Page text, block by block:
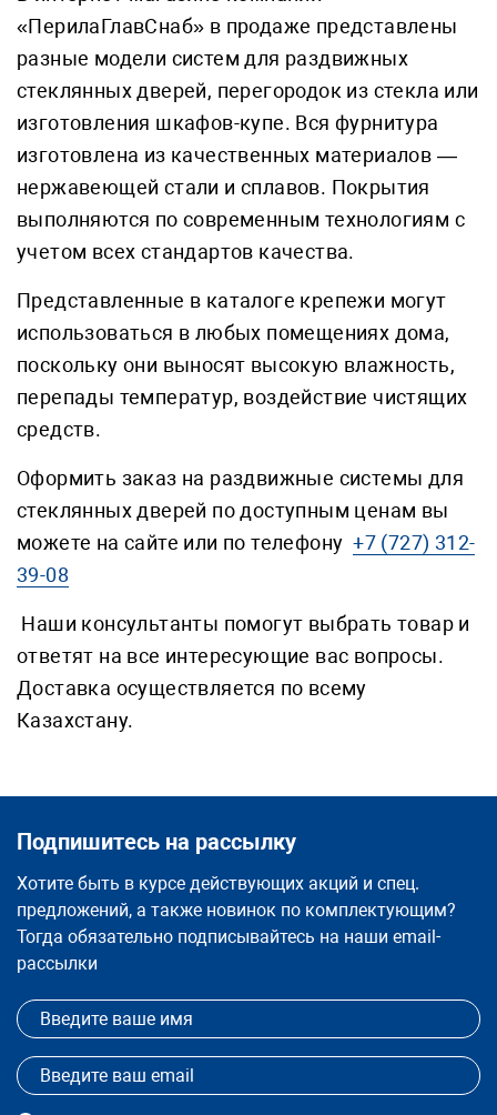
«ПерилаГлавСнаб» в продаже представлены
разные модели систем для раздвижных
стеклянных дверей, перегородок из стекла или
изготовления шкафов-купе. Вся фурнитура
изготовлена из качественных материалов —
нержавеющей стали и сплавов. Покрытия
выполняются по современным технологиям с
учетом всех стандартов качества.
Представленные в каталоге крепежи могут
использоваться в любых помещениях дома,
поскольку они выносят высокую влажность,
перепады температур, воздействие чистящих
средств.
Оформить заказ на раздвижные системы для
стеклянных дверей по доступным ценам вы
можете на сайте или по телефону+7 (727) 312-
39-08
Наши консультанты помогут выбрать товар и
ответят на все интересующие вас вопросы.
Доставка осуществляется по всему
Казахстану.
Подпишитесь на рассылку
Хотите быть в курсе действующих акций и спец.
предложений, а также новинок по комплектующим?
Тогда обязательно подписывайтесь на наши email-
рассылки